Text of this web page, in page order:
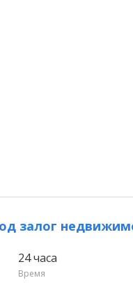
залог
24 часа
Время